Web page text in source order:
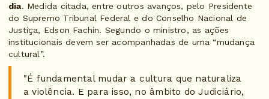
dia. Medida citada, entre outros avanços, pelo Presidente
do Supremo Tribunal Federal e do Conselho Nacional de
Justiça, Edson Fachin. Segundo o ministro, as ações
institucionais devem ser acompanhadas de uma “mudança
cultural”.
"É fundamental mudar a cultura que naturaliza
a violência. E para isso, no âmbito do Judiciário,